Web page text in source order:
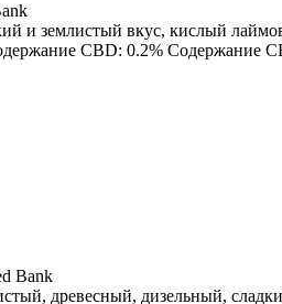
и землистый вкус, кислый
CBD: 0.2% Содержание
Bank
древесный, дизельный,